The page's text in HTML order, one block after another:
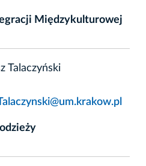
Międzykulturowej
Talaczyński